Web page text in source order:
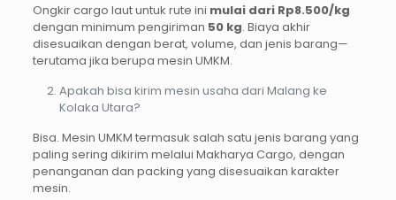
Ongkir cargo laut untuk rute ini mulai dari Rp8.500/kg
dengan minimum pengiriman 50 kg. Biaya akhir
disesuaikan dengan berat, volume, dan jenis barang—
terutama jika berupa mesin UMKM.
Apakah bisa kirim mesin usaha dari Malang ke
Kolaka Utara?
Bisa. Mesin UMKM termasuk salah satu jenis barang yang
paling sering dikirim melalui Makharya Cargo, dengan
penanganan dan packing yang disesuaikan karakter
mesin.